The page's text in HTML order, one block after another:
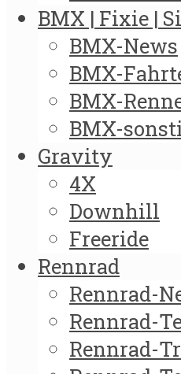
BMX | Fixie |
BMX-News
BMX-
BMX-
BMX-
Gravity
4X
Downhill
Freeride
Rennrad
Rennrad-
Rennrad-
Rennrad-